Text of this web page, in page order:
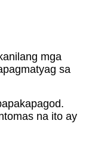
mga
sa
na ito ay